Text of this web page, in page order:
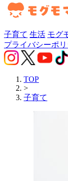
子育て 生活 モグ
プライバシーポ
TOP
>
子育て